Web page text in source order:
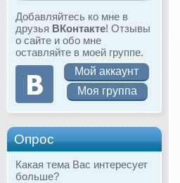
Добавляйтесь ко мне в
друзья ВКонтакте! Отзывы
о сайте и обо мне
оставляйте в моей группе.
Мой аккаунт
Моя группа
Опрос
Какая тема Вас интересует
больше?